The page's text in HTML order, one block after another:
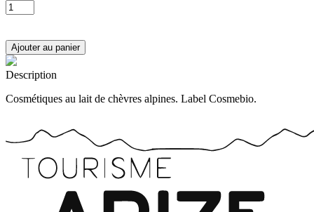
Description
Cosmétiques au lait de chèvres alpines. Label Cosmebio.